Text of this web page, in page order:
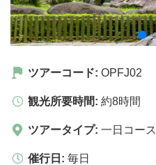
ツアーコード: OPFJ02
観光所要時間: 約8時間
ツアータイプ: 一日コース
催行日: 毎日